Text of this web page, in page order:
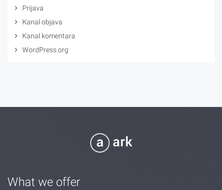
Prijava
Kanal objava
Kanal komentara
WordPress.org
What we offer